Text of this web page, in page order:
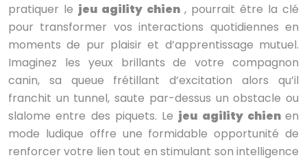
pratiquer le jeu agility chien , pourrait être la clé
pour transformer vos interactions quotidiennes en
moments de pur plaisir et d’apprentissage mutuel.
Imaginez les yeux brillants de votre compagnon
canin, sa queue frétillant d’excitation alors qu’il
franchit un tunnel, saute par-dessus un obstacle ou
slalome entre des piquets. Le jeu agility chien en
mode ludique offre une formidable opportunité de
renforcer votre lien tout en stimulant son intelligence